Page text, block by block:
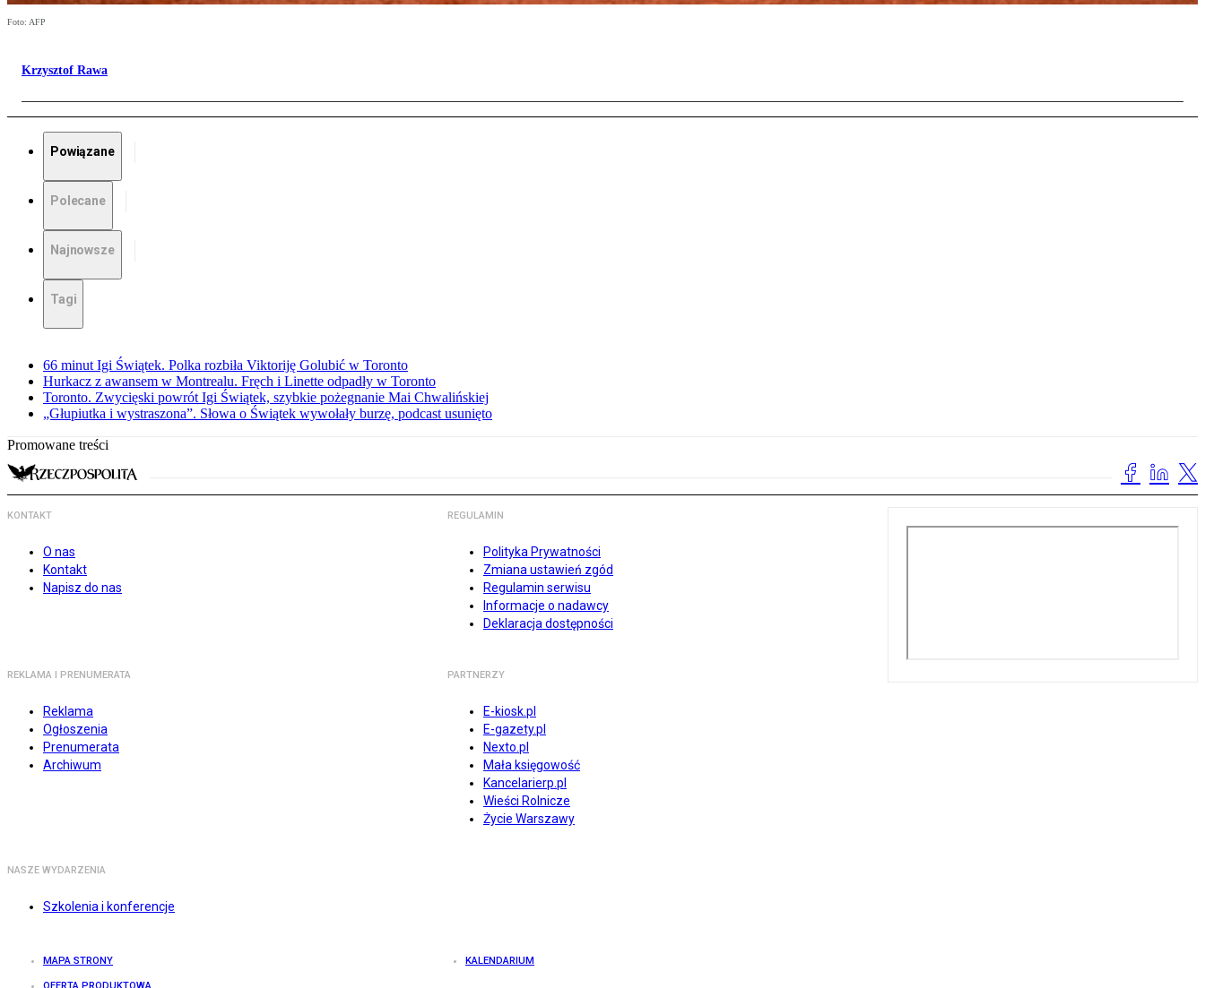
Foto: AFP
Krzysztof Rawa
Powiązane
Polecane
Najnowsze
Tagi
66 minut Igi Świątek. Polka rozbiła Viktoriję Golubić w Toronto
Hurkacz z awansem w Montrealu. Fręch i Linette odpadły w Toronto
Toronto. Zwycięski powrót Igi Świątek, szybkie pożegnanie Mai Chwalińskiej
„Głupiutka i wystraszona”. Słowa o Świątek wywołały burzę, podcast usunięto
Promowane treści
KONTAKT
O nas
Kontakt
Napisz do nas
REGULAMIN
Polityka Prywatności
Zmiana ustawień zgód
Regulamin serwisu
Informacje o nadawcy
Deklaracja dostępności
REKLAMA I PRENUMERATA
Reklama
Ogłoszenia
Prenumerata
Archiwum
PARTNERZY
E-kiosk.pl
E-gazety.pl
Nexto.pl
Mała księgowość
Kancelarierp.pl
Wieści Rolnicze
Życie Warszawy
NASZE WYDARZENIA
Szkolenia i konferencje
MAPA STRONY KALENDARIUM